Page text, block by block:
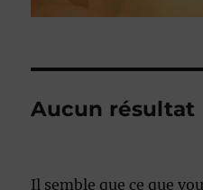
Aucun résultat
Il semble que ce que